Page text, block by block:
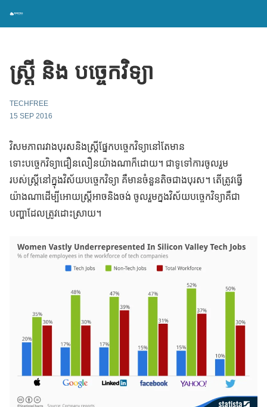
ស្ត្រី និង បច្ចេកវិទ្យា
TECHFREE
15 SEP 2016
វិសមភាពរវាងបុរសនិងស្រ្តីផ្នែកបច្ចេកវិទ្យានៅតែមាន
ទោះបច្ចេកវិទ្យាជឿនលឿនយ៉ាងណាក៏ដោយ។ ជាទូទៅការចូលរួម
របស់ស្រ្តីនៅក្នុងវិស័យបច្ចេកវិទ្យា គឺមានចំនួនតិចជាងបុរស។ តើត្រូវធ្វើ
យ៉ាងណាដើម្បីអោយស្ត្រីអាចនិងចង់ ចូលរួមក្នងវិស័យបច្ចេកវិទ្យាគឺជា
បញ្ហាដែលត្រូវដោះស្រាយ។